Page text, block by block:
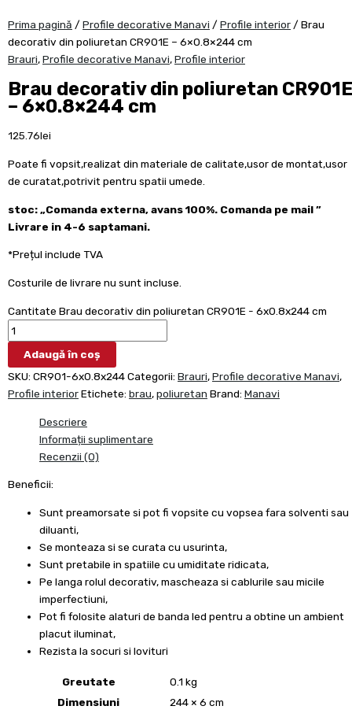
Prima pagină / Profile decorative Manavi / Profile interior / Brau
decorativ din poliuretan CR901E – 6×0.8×244 cm
Brauri,Profile decorative Manavi,Profile interior
Brau decorativ din poliuretan
– 6×0.8×244 cm
125.76lei
Poate fi vopsit,realizat din materiale de calitate,usor de montat,usor
de curatat,potrivit pentru spatii umede.
stoc: „Comanda externa, avans 100%. Comanda pe mail ”
Livrare in 4-6 saptamani.
*Prețul include TVA
Costurile de livrare nu sunt incluse.
Cantitate Brau decorativ din poliuretan CR901E - 6x0.8x244 cm
Adaugă în coș
SKU: CR901-6x0.8x244Categorii: Brauri,Profile decorative Manavi,
Profile interiorEtichete: brau,poliuretan Brand: Manavi
Descriere
Informații suplimentare
Recenzii (0)
Beneficii:
Sunt preamorsate si pot fi vopsite cu vopsea fara solventi sau
diluanti,
Se monteaza si se curata cu usurinta,
Sunt pretabile in spatiile cu umiditate ridicata,
Pe langa rolul decorativ, mascheaza si cablurile sau micile
imperfectiuni,
Pot fi folosite alaturi de banda led pentru a obtine un ambient
placut iluminat,
Rezista la socuri si lovituri
Greutate
0.1 kg
Dimensiuni
244 × 6 cm